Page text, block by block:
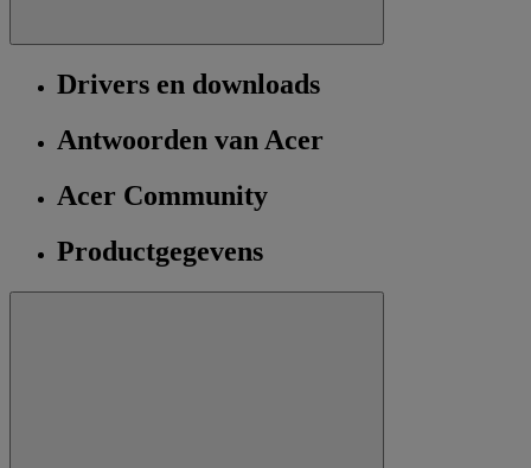
Drivers en downloads
Antwoorden van Acer
Acer Community
Productgegevens